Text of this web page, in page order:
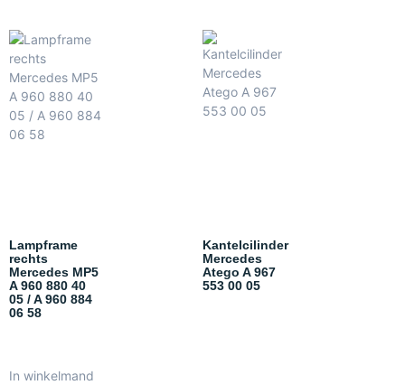
Lampframe
rechts
Mercedes MP5
A 960 880 40
05 / A 960 884
06 58
In winkelmand
Kantelcilinder
Mercedes
Atego A 967
553 00 05